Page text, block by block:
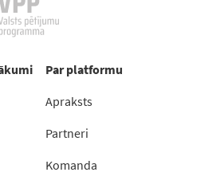
Par platformu
Apraksts
Partneri
Komanda